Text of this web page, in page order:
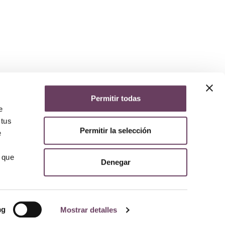
Mostrar detalles
Permitir todas
Permitir la selección
Denegar
legal
de privacidad
de cookies
de devoluciones y reembolsos